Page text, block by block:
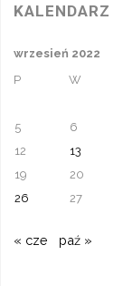
KALENDARZ
wrzesień 2022
P
W
5
6
12
13
19
20
26
27
« cze paź »